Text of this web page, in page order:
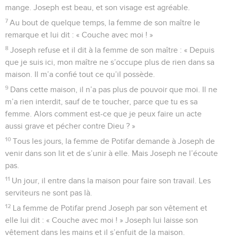
mange. Joseph est beau, et son visage est agréable.
7 Au bout de quelque temps, la femme de son maître le
remarque et lui dit : « Couche avec moi ! »
8 Joseph refuse et il dit à la femme de son maître : « Depuis
que je suis ici, mon maître ne s’occupe plus de rien dans sa
maison. Il m’a confié tout ce qu’il possède.
9 Dans cette maison, il n’a pas plus de pouvoir que moi. Il ne
m’a rien interdit, sauf de te toucher, parce que tu es sa
femme. Alors comment est-ce que je peux faire un acte
aussi grave et pécher contre Dieu ? »
10 Tous les jours, la femme de Potifar demande à Joseph de
venir dans son lit et de s’unir à elle. Mais Joseph ne l’écoute
pas.
11 Un jour, il entre dans la maison pour faire son travail. Les
serviteurs ne sont pas là.
12 La femme de Potifar prend Joseph par son vêtement et
elle lui dit : « Couche avec moi ! » Joseph lui laisse son
vêtement dans les mains et il s’enfuit de la maison.